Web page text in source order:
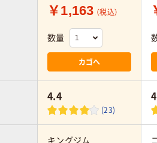
￥1,163 （税込）
数量
カゴへ
4.4
(23)
キングジム